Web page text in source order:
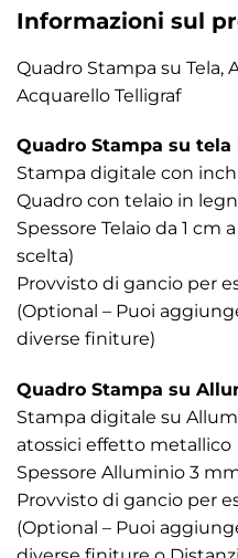
Informazioni sul
Quadro Stampa su Tela,
Acquarello Telligraf
Quadro Stampa su
Stampa digitale con
Quadro con telaio in
Spessore Telaio da 1 cm
scelta)
Provvisto di gancio per
(Optional – Puoi
diverse finiture)
Quadro Stampa su
Stampa digitale su
atossici effetto metallico
Spessore Alluminio 3
Provvisto di gancio per
(Optional – Puoi